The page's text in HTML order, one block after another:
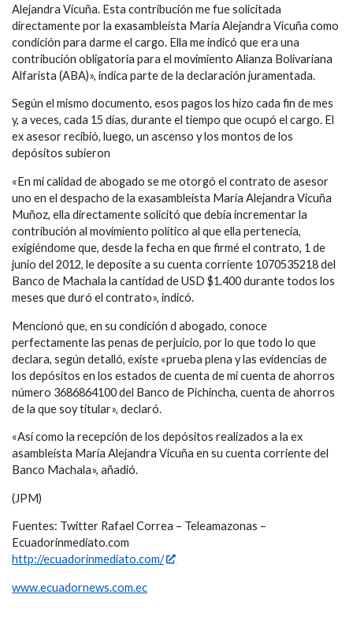
Alejandra Vicuña. Esta contribución me fue solicitada
directamente por la exasambleísta María Alejandra Vicuña como
condición para darme el cargo. Ella me indicó que era una
contribución obligatoria para el movimiento Alianza Bolivariana
Alfarista (ABA)», indica parte de la declaración juramentada.
Según el mismo documento, esos pagos los hizo cada fin de mes
y, a veces, cada 15 días, durante el tiempo que ocupó el cargo. El
ex asesor recibió, luego, un ascenso y los montos de los
depósitos subieron
«En mi calidad de abogado se me otorgó el contrato de asesor
uno en el despacho de la exasambleísta María Alejandra Vicuña
Muñoz, ella directamente solicitó que debía incrementar la
contribución al movimiento político al que ella pertenecía,
exigiéndome que, desde la fecha en que firmé el contrato, 1 de
junio del 2012, le deposite a su cuenta corriente 1070535218 del
Banco de Machala la cantidad de USD $1.400 durante todos los
meses que duró el contrato», indicó.
Mencionó que, en su condición d abogado, conoce
perfectamente las penas de perjuicio, por lo que todo lo que
declara, según detalló, existe «prueba plena y las evidencias de
los depósitos en los estados de cuenta de mi cuenta de ahorros
número 3686864100 del Banco de Pichincha, cuenta de ahorros
de la que soy titular», declaró.
«Así como la recepción de los depósitos realizados a la ex
asambleísta María Alejandra Vicuña en su cuenta corriente del
Banco Machala», añadió.
(JPM)
Fuentes: Twitter Rafael Correa – Teleamazonas –
Ecuadorinmediato.com
http://ecuadorinmediato.com/
www.ecuadornews.com.ec